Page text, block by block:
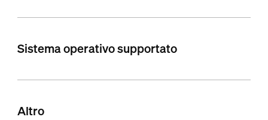
Sistema operativo supportato
Altro